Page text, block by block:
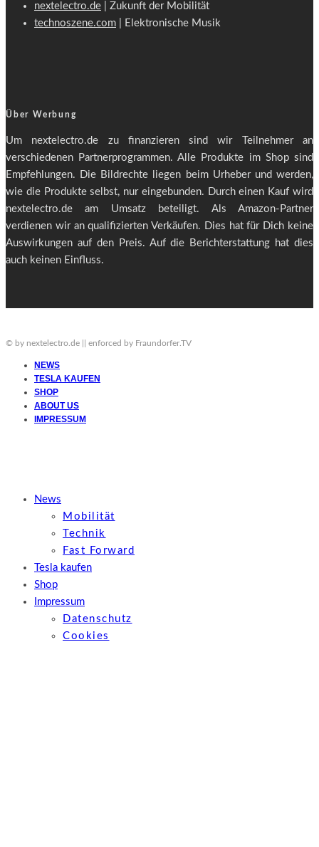
nextelectro.de | Zukunft der Mobilität
technoszene.com | Elektronische Musik
Über Werbung
Um nextelectro.de zu finanzieren sind wir Teilnehmer an
verschiedenen Partnerprogrammen. Alle Produkte im Shop sind
Empfehlungen. Die Bildrechte liegen beim Urheber und werden,
wie die Produkte selbst, nur eingebunden. Durch einen Kauf wird
nextelectro.de am Umsatz beteiligt. Als Amazon-Partner
verdienen wir an qualifizierten Verkäufen. Dies hat für Dich keine
Auswirkungen auf den Preis. Auf die Berichterstattung hat dies
auch keinen Einfluss.
© by nextelectro.de || enforced by Fraundorfer.TV
NEWS
TESLA KAUFEN
SHOP
ABOUT US
IMPRESSUM
News
Mobilität
Technik
Fast Forward
Tesla kaufen
Shop
Impressum
Datenschutz
Cookies